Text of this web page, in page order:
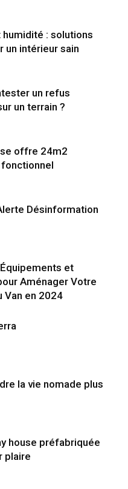
humidité : solutions
un intérieur sain
un refus
un terrain ?
offre 24m2
Désinformation
et
Aménager Votre
Van en 2024
la vie nomade plus
house préfabriquée
plaire